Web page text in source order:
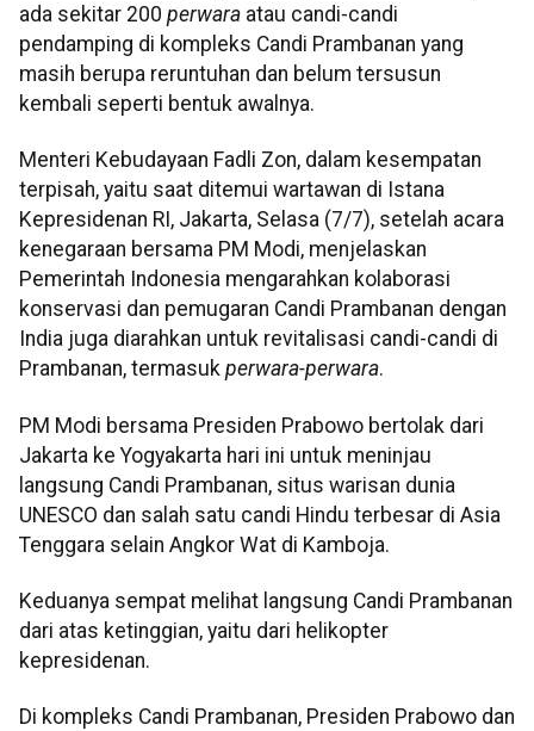
ada sekitar 200 perwara atau candi-candi
pendamping di kompleks Candi Prambanan yang
masih berupa reruntuhan dan belum tersusun
kembali seperti bentuk awalnya.
Menteri Kebudayaan Fadli Zon, dalam kesempatan
terpisah, yaitu saat ditemui wartawan di Istana
Kepresidenan RI, Jakarta, Selasa (7/7), setelah acara
kenegaraan bersama PM Modi, menjelaskan
Pemerintah Indonesia mengarahkan kolaborasi
konservasi dan pemugaran Candi Prambanan dengan
India juga diarahkan untuk revitalisasi candi-candi di
Prambanan, termasuk perwara-perwara.
PM Modi bersama Presiden Prabowo bertolak dari
Jakarta ke Yogyakarta hari ini untuk meninjau
langsung Candi Prambanan, situs warisan dunia
UNESCO dan salah satu candi Hindu terbesar di Asia
Tenggara selain Angkor Wat di Kamboja.
Keduanya sempat melihat langsung Candi Prambanan
dari atas ketinggian, yaitu dari helikopter
kepresidenan.
Di kompleks Candi Prambanan, Presiden Prabowo dan